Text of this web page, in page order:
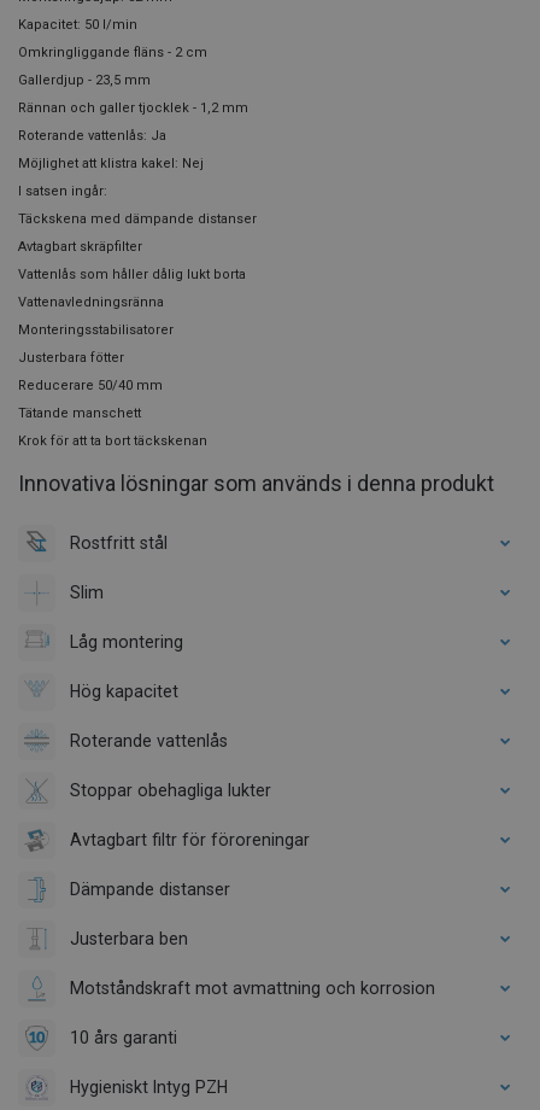
Kapacitet: 50 l/min
Omkringliggande fläns - 2 cm
Gallerdjup - 23,5 mm
Rännan och galler tjocklek - 1,2 mm
Roterande vattenlås: Ja
Möjlighet att klistra kakel: Nej
I satsen ingår:
Täckskena med dämpande distanser
Avtagbart skräpfilter
Vattenlås som håller dålig lukt borta
Vattenavledningsränna
Monteringsstabilisatorer
Justerbara fötter
Reducerare 50/40 mm
Tätande manschett
Krok för att ta bort täckskenan
Innovativa lösningar som används i denna produkt
Rostfritt stål
Slim
Låg montering
Hög kapacitet
Roterande vattenlås
Stoppar obehagliga lukter
Avtagbart filtr för föroreningar
Dämpande distanser
Justerbara ben
Motståndskraft mot avmattning och korrosion
10 års garanti
Hygieniskt Intyg PZH